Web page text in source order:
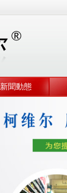
新聞動態